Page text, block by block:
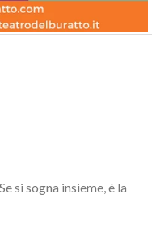
si sogna insieme, è la